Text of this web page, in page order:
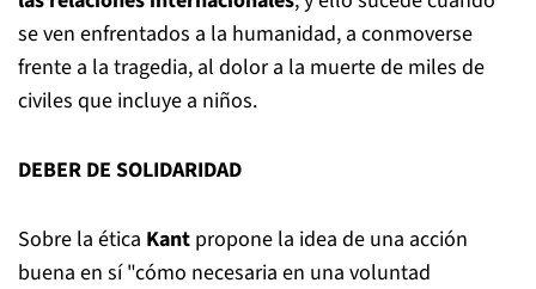
se ven enfrentados a la humanidad, a conmoverse
frente a la tragedia, al dolor a la muerte de miles de
civiles que incluye a niños.
DEBER DE SOLIDARIDAD
Sobre la ética Kant propone la idea de una acción
buena en sí "cómo necesaria en una voluntad